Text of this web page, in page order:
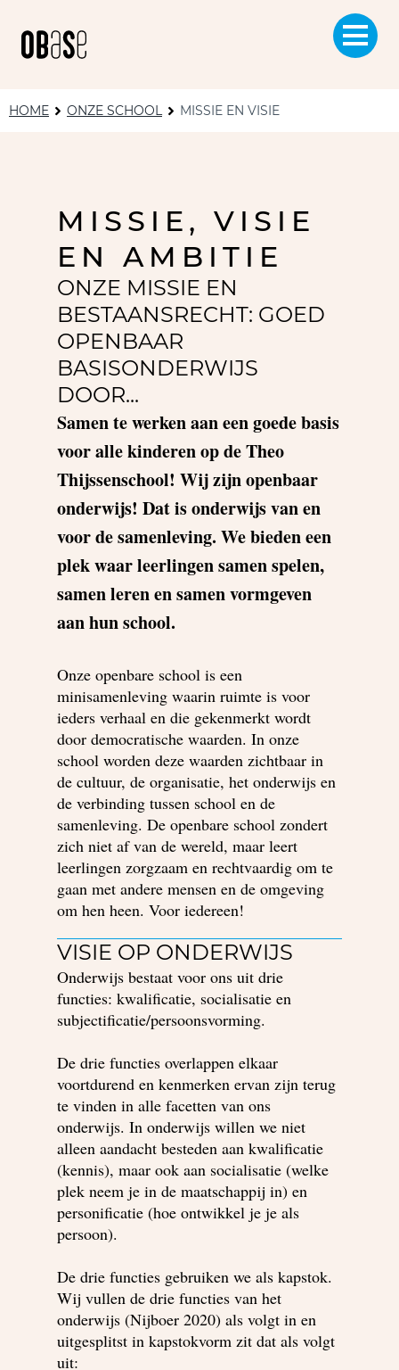
HOME ONZE SCHOOL MISSIE EN VISIE
MISSIE, VISIE
EN AMBITIE
ONZE MISSIE EN
BESTAANSRECHT: GOED
OPENBAAR
BASISONDERWIJS
DOOR...
Samen te werken aan een goede basis
voor alle kinderen op de Theo
Thijssenschool! Wij zijn openbaar
onderwijs! Dat is onderwijs van en
voor de samenleving. We bieden een
plek waar leerlingen samen spelen,
samen leren en samen vormgeven
aan hun school.
Onze openbare school is een
minisamenleving waarin ruimte is voor
ieders verhaal en die gekenmerkt wordt
door democratische waarden. In onze
school worden deze waarden zichtbaar in
de cultuur, de organisatie, het onderwijs en
de verbinding tussen school en de
samenleving. De openbare school zondert
zich niet af van de wereld, maar leert
leerlingen zorgzaam en rechtvaardig om te
gaan met andere mensen en de omgeving
om hen heen. Voor iedereen!
VISIE OP ONDERWIJS
Onderwijs bestaat voor ons uit drie
functies: kwalificatie, socialisatie en
subjectificatie/persoonsvorming.
De drie functies overlappen elkaar
voortdurend en kenmerken ervan zijn terug
te vinden in alle facetten van ons
onderwijs. In onderwijs willen we niet
alleen aandacht besteden aan kwalificatie
(kennis), maar ook aan socialisatie (welke
plek neem je in de maatschappij in) en
personificatie (hoe ontwikkel je je als
persoon).
De drie functies gebruiken we als kapstok.
Wij vullen de drie functies van het
onderwijs (Nijboer 2020) als volgt in en
uitgesplitst in kapstokvorm zit dat als volgt
uit: